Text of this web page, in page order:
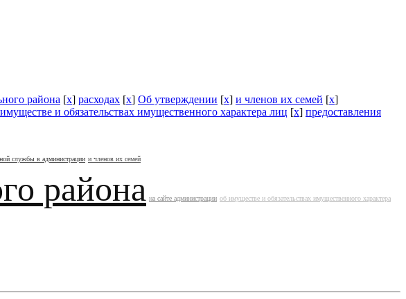
района [x] расходах [x] Об утверждении [x] и членов их семей [x]
и обязательствах имущественного характера лиц [x] предоставления
службы в администрации и членов их семей
района на сайте администрации об имуществе и обязательствах имущественного характера